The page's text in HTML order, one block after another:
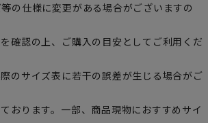
の仕様に変更がある場合がございますの
確認の上、ご購入の目安としてご利用くだ
のサイズ表に若干の誤差が生じる場合がご
おります。一部、商品現物におすすめサイ